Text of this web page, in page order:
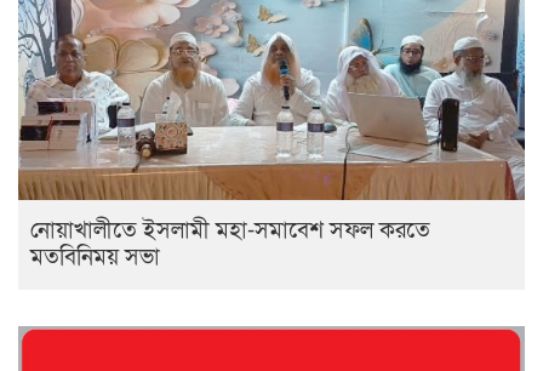
নোয়াখালীতে ইসলামী মহা-সমাবেশ সফল করতে
মতবিনিময় সভা